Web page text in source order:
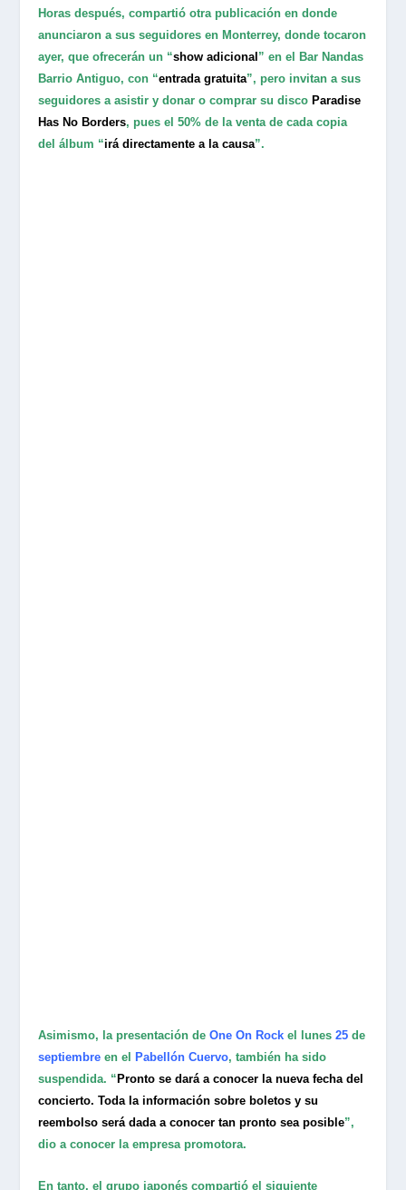
Horas después, compartió otra publicación en donde
anunciaron a sus seguidores en Monterrey, donde tocaron
ayer, que ofrecerán un “show adicional ” en el Bar Nandas
Barrio Antiguo, con “entrada gratuita”, pero invitan a sus
seguidores a asistir y donar o comprar su disco Paradise
Has No Borders, pues el 50% de la venta de cada copia
del álbum “irá directamente a la causa”.
Asimismo, la presentación deOne On Rock el lunes25de
septiembre en elPabellón Cuervo, también ha sido
suspendida. “Pronto se dará a conocer la nueva fecha del
concierto. Toda la información sobre boletos y su
reembolso será dada a conocer tan pronto sea posible”,
dio a conocer la empresa promotora.
En tanto, el grupo japonés compartió el siguiente